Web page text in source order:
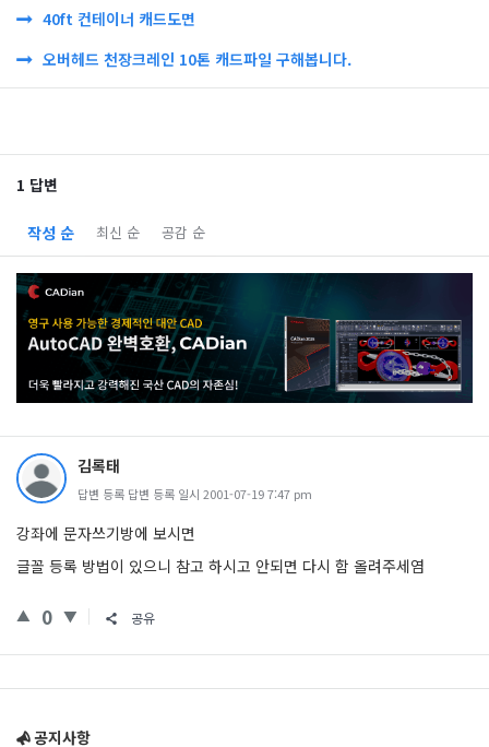
40ft 컨테이너 캐드도면
오버헤드 천장크레인 10톤 캐드파일 구해봅니다.
1 답변
작성 순 최신 순 공감 순
김록태
답변 등록 답변 등록 일시 2001-07-19 7:47 pm
강좌에 문자쓰기방에 보시면
글꼴 등록 방법이 있으니 참고 하시고 안되면 다시 함 올려주세염
0 공유
공지사항